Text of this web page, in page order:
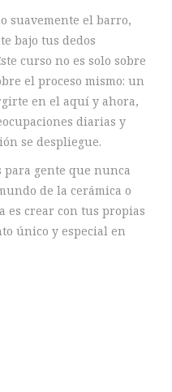
suavemente el barro,
bajo tus dedos
curso no es solo sobre
el proceso mismo: un
en el aquí y ahora,
diarias y
se despliegue.
para gente que nunca
de la cerámica o
es crear con tus propias
único y especial en